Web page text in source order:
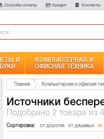
Способы оплаты Кредит Контакты
И
КОМПЬЮТЕРНАЯ И
ОФИСНАЯ ТЕХНИКА
Главная Компьютерная и офисная
Источники
Подобрано2 товара из
Сортировка: от дорогих от дешевых по